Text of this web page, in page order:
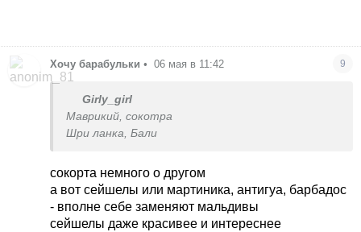
Хочу барабульки • 06 мая в 11:42 9
Girly_girl
Маврикий, сокотра
Шри ланка, Бали
сокорта немного о другом
а вот сейшелы или мартиника, антигуа, барбадос
- вполне себе заменяют мальдивы
сейшелы даже красивее и интереснее